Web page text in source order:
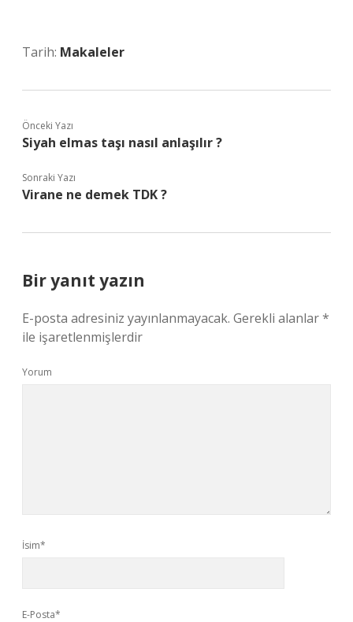
Tarih: Makaleler
Önceki Yazı
Siyah elmas taşı nasıl anlaşılır ?
Sonraki Yazı
Virane ne demek TDK ?
Bir yanıt yazın
E-posta adresiniz yayınlanmayacak. Gerekli alanlar*
ile işaretlenmişlerdir
Yorum
İsim*
E-Posta*